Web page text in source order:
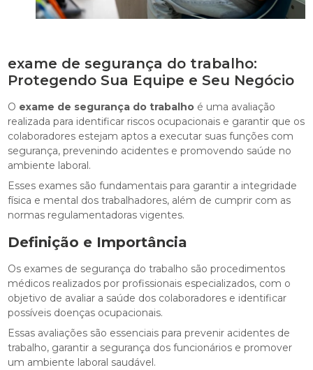
exame de segurança do trabalho:
Protegendo Sua Equipe e Seu Negócio
O exame de segurança do trabalho é uma avaliação
realizada para identificar riscos ocupacionais e garantir que os
colaboradores estejam aptos a executar suas funções com
segurança, prevenindo acidentes e promovendo saúde no
ambiente laboral.
Esses exames são fundamentais para garantir a integridade
física e mental dos trabalhadores, além de cumprir com as
normas regulamentadoras vigentes.
Definição e Importância
Os exames de segurança do trabalho são procedimentos
médicos realizados por profissionais especializados, com o
objetivo de avaliar a saúde dos colaboradores e identificar
possíveis doenças ocupacionais.
Essas avaliações são essenciais para prevenir acidentes de
trabalho, garantir a segurança dos funcionários e promover
um ambiente laboral saudável.